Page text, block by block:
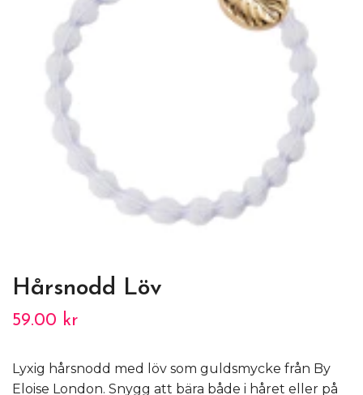
Hårsnodd Löv
59.00 kr
Lyxig hårsnodd med löv som guldsmycke från By
Eloise London. Snygg att bära både i håret eller på